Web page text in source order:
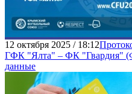
12 октября 2025 / 18:12
ГФК "Ялта" – ФК "Гвардия"
данные